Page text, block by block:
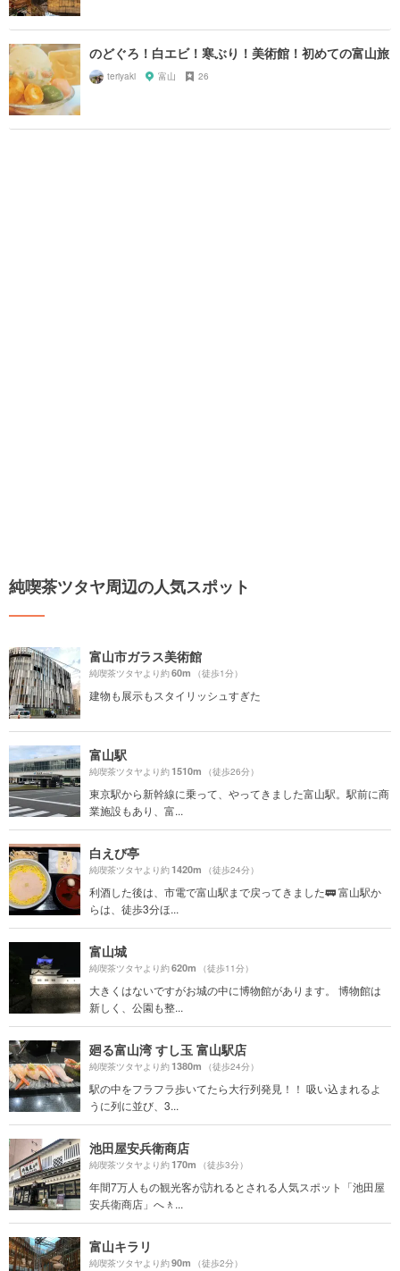
のどぐろ！白エビ！寒ぶり！美術館！初めての富山旅
teriyaki 富山 26
純喫茶ツタヤ周辺の人気スポット
富山市ガラス美術館
純喫茶ツタヤより約60m （徒歩1分）
建物も展示もスタイリッシュすぎた
富山駅
純喫茶ツタヤより約1510m （徒歩26分）
東京駅から新幹線に乗って、やってきました富山駅。駅前に商
業施設もあり、富...
白えび亭
純喫茶ツタヤより約1420m （徒歩24分）
利酒した後は、市電で富山駅まで戻ってきました🚃 富山駅か
らは、徒歩3分ほ...
富山城
純喫茶ツタヤより約620m （徒歩11分）
大きくはないですがお城の中に博物館があります。 博物館は
新しく、公園も整...
廻る富山湾 すし玉 富山駅店
純喫茶ツタヤより約1380m （徒歩24分）
駅の中をフラフラ歩いてたら大行列発見！！ 吸い込まれるよ
うに列に並び、3...
池田屋安兵衛商店
純喫茶ツタヤより約170m （徒歩3分）
年間7万人もの観光客が訪れるとされる人気スポット「池田屋
安兵衛商店」へ🚶...
富山キラリ
純喫茶ツタヤより約90m （徒歩2分）